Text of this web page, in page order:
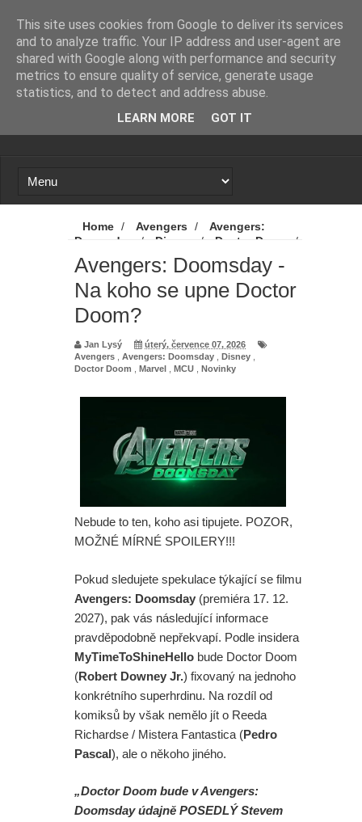
Loading...
Home / Avengers /
Avengers:
Doomsday
/ Disney / Doctor Doom
/
Marvel
/
Avengers: Doomsday - Na koho se upne
Doctor Doom?
Avengers: Doomsday -
Na koho se upne Doctor
Doom?
Jan Lysý
úterý, července 07, 2026
Avengers
Avengers: Doomsday Disney
Doctor Doom
Marvel MCU Novinky
Nebude to ten, koho asi tipujete. POZOR,
MOŽNÉ MÍRNÉ SPOILERY!!!
Pokud sledujete spekulace týkající se filmu
Avengers: Doomsday (premiéra 17. 12.
2027), pak vás následující informace
pravděpodobně nepřekvapí. Podle insidera
MyTimeToShineHello bude Doctor Doom
(Robert Downey Jr.) fixovaný na jednoho
konkrétního superhrdinu. Na rozdíl od
komiksů by však nemělo jít o Reeda
Richardse / Mistera Fantastica (Pedro
Pascal), ale o někoho jiného.
„Doctor Doom bude v Avengers:
Doomsday údajně POSEDLÝ Stevem
This site uses cookies from Google to deliver its services
and to analyze traffic. Your IP address and user-agent are
shared with Google along with performance and security
metrics to ensure quality of service, generate usage
statistics, and to detect and address abuse.
LEARN MORE GOT IT